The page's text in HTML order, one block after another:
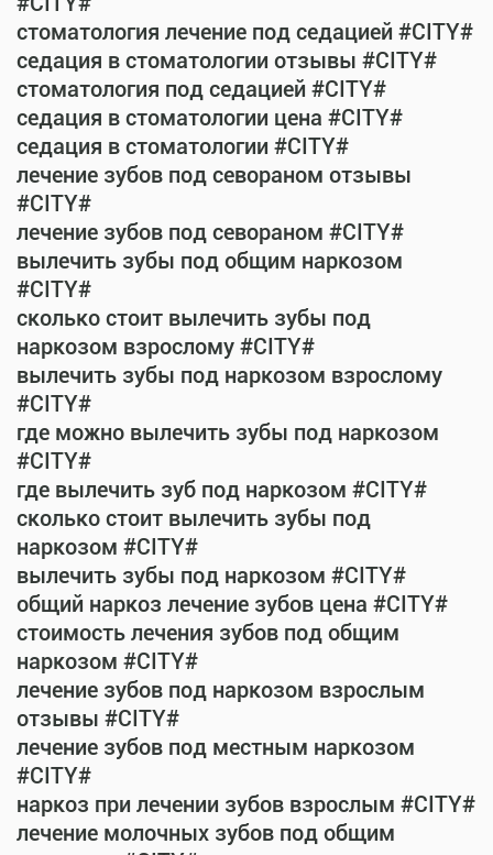
стоматология лечение под седацией #CITY#
седация в стоматологии отзывы #CITY#
стоматология под седацией #CITY#
седация в стоматологии цена #CITY#
седация в стоматологии #CITY#
лечение зубов под севораном отзывы
#CITY#
лечение зубов под севораном #CITY#
вылечить зубы под общим наркозом
#CITY#
сколько стоит вылечить зубы под
наркозом взрослому #CITY#
вылечить зубы под наркозом взрослому
#CITY#
где можно вылечить зубы под наркозом
#CITY#
где вылечить зуб под наркозом #CITY#
сколько стоит вылечить зубы под
наркозом #CITY#
вылечить зубы под наркозом #CITY#
общий наркоз лечение зубов цена #CITY#
стоимость лечения зубов под общим
наркозом #CITY#
лечение зубов под наркозом взрослым
отзывы #CITY#
лечение зубов под местным наркозом
#CITY#
наркоз при лечении зубов взрослым #CITY#
лечение молочных зубов под общим